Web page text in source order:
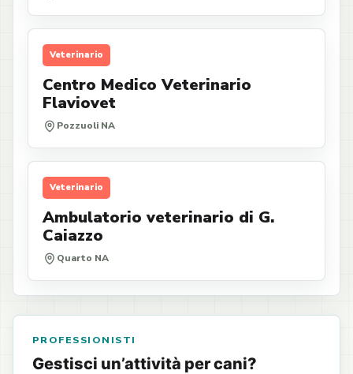
Veterinario
Centro Medico Veterinario
Flaviovet
Pozzuoli NA
Veterinario
Ambulatorio veterinario di G.
Caiazzo
Quarto NA
PROFESSIONISTI
Gestisci un’attività per cani?